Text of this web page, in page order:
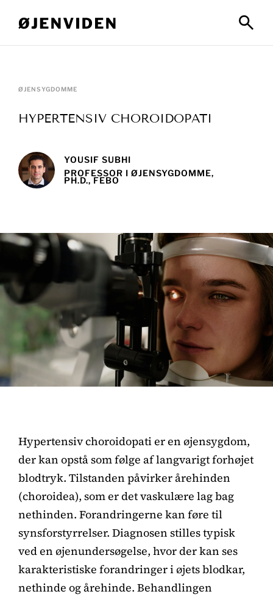
ØJENSYGDOMME
HYPERTENSIV CHOROIDOPATI
YOUSIF SUBHI
PROFESSOR I ØJENSYGDOMME,
PH.D., FEBO
Hypertensiv choroidopati er en øjensygdom,
der kan opstå som følge af langvarigt forhøjet
blodtryk. Tilstanden påvirker årehinden
(choroidea), som er det vaskulære lag bag
nethinden. Forandringerne kan føre til
synsforstyrrelser. Diagnosen stilles typisk
ved en øjenundersøgelse, hvor der kan ses
karakteristiske forandringer i øjets blodkar,
nethinde og årehinde. Behandlingen